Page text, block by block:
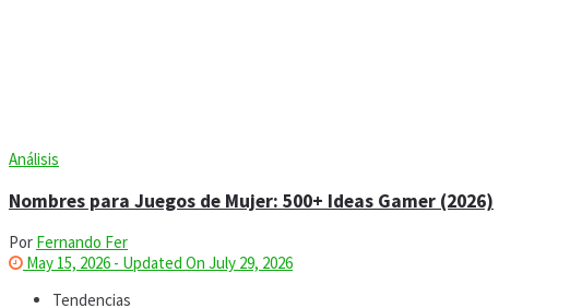
Análisis
Nombres para Juegos de Mujer: 500+ Ideas Gamer (2026)
Por Fernando Fer
May 15, 2026 - Updated On July 29, 2026
Tendencias